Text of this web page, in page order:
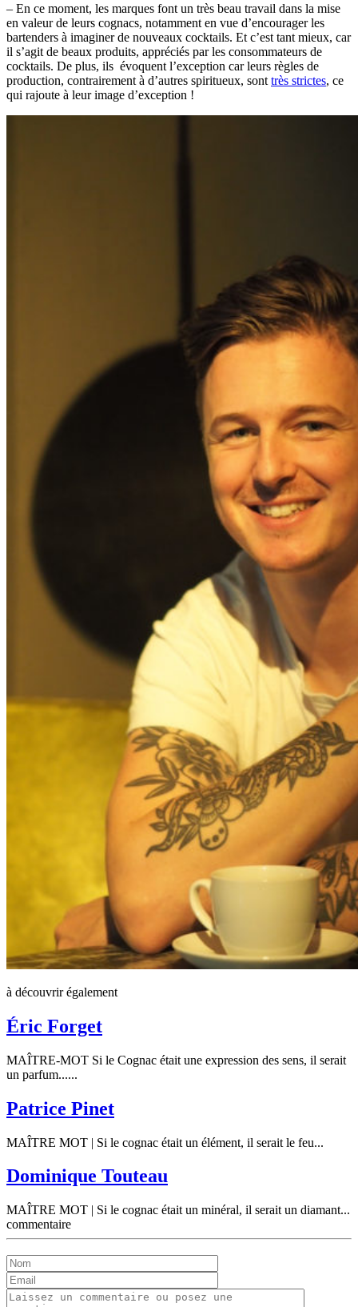
– En ce moment, les marques font un très beau travail dans la mise
en valeur de leurs cognacs, notamment en vue d’encourager les
bartenders à imaginer de nouveaux cocktails. Et c’est tant mieux, car
il s’agit de beaux produits, appréciés par les consommateurs de
cocktails. De plus, ils évoquent l’exception car leurs règles de
production, contrairement à d’autres spiritueux, sont très strictes, ce
qui rajoute à leur image d’exception !
à découvrir également
Éric Forget
MAÎTRE-MOT Si le Cognac était une expression des sens, il serait
un parfum......
Patrice Pinet
MAÎTRE MOT | Si le cognac était un élément, il serait le feu...
Dominique Touteau
MAÎTRE MOT | Si le cognac était un minéral, il serait un diamant...
commentaire